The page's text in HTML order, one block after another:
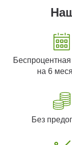
Беспроцентная
на 6
Без